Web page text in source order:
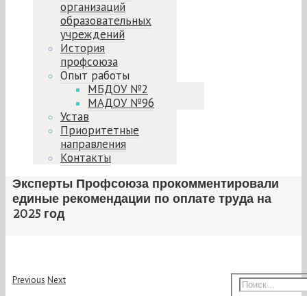
организаций
образовательных
учреждений
История
профсоюза
Опыт работы
МБДОУ №2
МАДОУ №96
Устав
Приоритетные
направления
Контакты
Эксперты Профсоюза прокомментировали
единые рекомендации по оплате труда на
2025 год
Previous Next